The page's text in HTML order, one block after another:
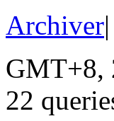
Archiver|
GMT+8,
22